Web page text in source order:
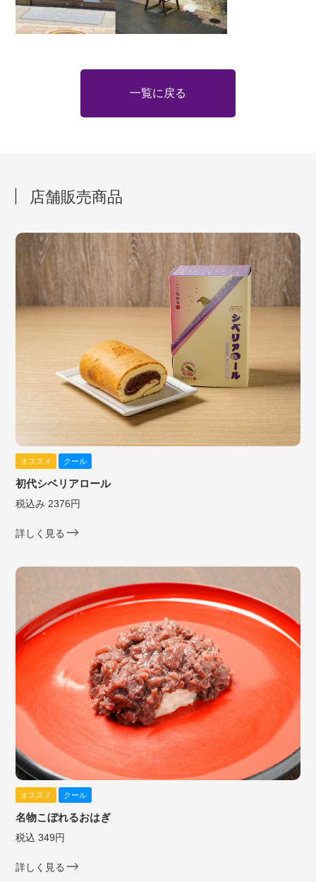
一覧に戻る
店舗販売商品
オススメ クール
初代シベリアロール
税込み 2376円
詳しく見る
オススメ クール
名物こぼれるおはぎ
税込 349円
詳しく見る